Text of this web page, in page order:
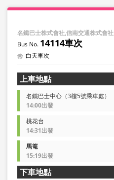
名鐵巴士株式會社,信南交通株式會社
14114車次
白天車次
上車地點
名鐵巴士中心（3樓5號乘車處）
14:00出發
桃花台
14:31出發
馬篭
15:19出發
下車地點